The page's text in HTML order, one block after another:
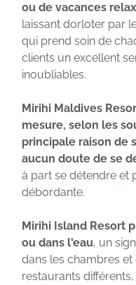
ou de vacances
laissant dorloter par
qui prend soin de
clients un excellent
inoubliables.
Mirihi Maldives
mesure, selon les
principale raison de
aucun doute de se
à part se détendre et
débordante.
Mirihi Island Resort
ou dans l'eau, un
dans les chambres et
restaurants différents,